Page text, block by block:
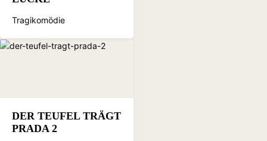
Tragikomödie
DER TEUFEL TRÄGT
PRADA 2